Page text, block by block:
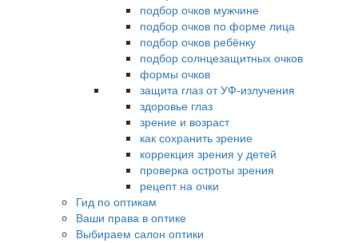
подбор очков мужчине
подбор очков по форме лица
подбор очков ребёнку
подбор солнцезащитных очков
формы очков
защита глаз от УФ-излучения
здоровье глаз
зрение и возраст
как сохранить зрение
коррекция зрения у детей
проверка остроты зрения
рецепт на очки
Гид по оптикам
Ваши права в оптике
Выбираем салон оптики